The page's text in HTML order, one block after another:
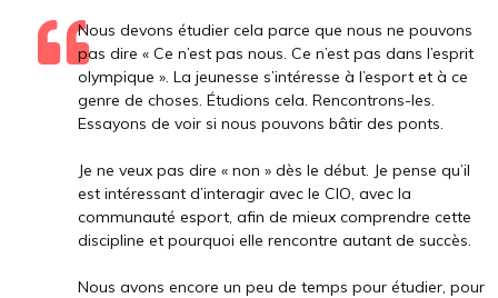
Nous devons étudier cela parce que nous ne pouvons
pas dire « Ce n’est pas nous. Ce n’est pas dans l’esprit
olympique ». La jeunesse s’intéresse à l’esport et à ce
genre de choses. Étudions cela. Rencontrons-les.
Essayons de voir si nous pouvons bâtir des ponts.
Je ne veux pas dire « non » dès le début. Je pense qu’il
est intéressant d’interagir avec le CIO, avec la
communauté esport, afin de mieux comprendre cette
discipline et pourquoi elle rencontre autant de succès.
Nous avons encore un peu de temps pour étudier, pour